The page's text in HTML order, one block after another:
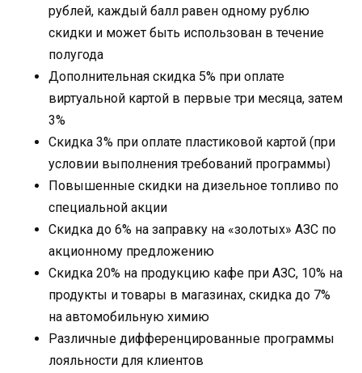
рублей, каждый балл равен одному рублю
скидки и может быть использован в течение
полугода
Дополнительная скидка 5% при оплате
виртуальной картой в первые три месяца, затем
3%
Скидка 3% при оплате пластиковой картой (при
условии выполнения требований программы)
Повышенные скидки на дизельное топливо по
специальной акции
Скидка до 6% на заправку на «золотых» АЗС по
акционному предложению
Скидка 20% на продукцию кафе при АЗС, 10% на
продукты и товары в магазинах, скидка до 7%
на автомобильную химию
Различные дифференцированные программы
лояльности для клиентов